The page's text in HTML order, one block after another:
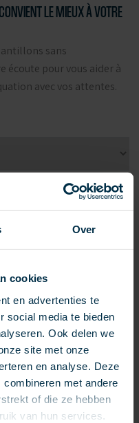
Over
cookies
en advertenties te
social media te bieden
Ook delen we
site met onze
en analyse. Deze
met andere
of die ze hebben
van hun services.
LE MIEUX À VOTRE
sans
écoute pour vous aider à
avec vos attentes.